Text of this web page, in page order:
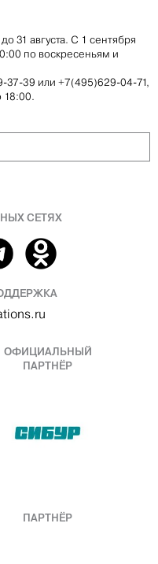
31 августа. С 1 сентября
по воскресеньям и
37-39 или +7(495)629-04-71,
18:00.
СЕТЯХ
ОФИЦИАЛЬНЫЙ
ПАРТНЁР
ПАРТНЁР